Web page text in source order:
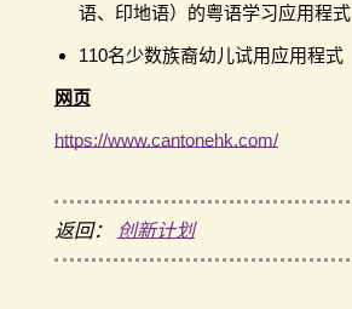
语、印地语）的粤语学习应用程式
110名少数族裔幼儿试用应用程式
网页
https://www.cantonehk.com/
返回： 创新计划